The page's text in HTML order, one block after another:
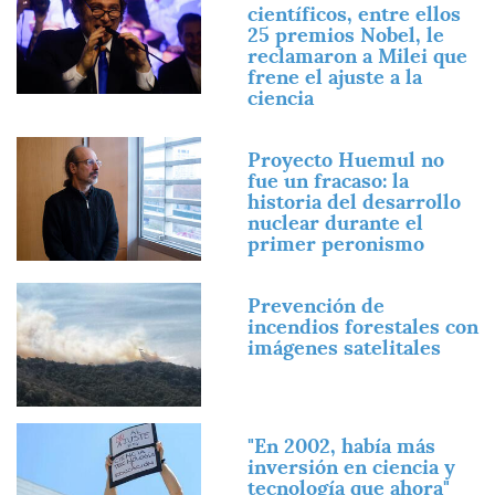
científicos, entre ellos
25 premios Nobel, le
reclamaron a Milei que
frene el ajuste a la
ciencia
Imagen
Proyecto Huemul no
fue un fracaso: la
historia del desarrollo
nuclear durante el
primer peronismo
Imagen
Prevención de
incendios forestales con
imágenes satelitales
"En 2002, había más
inversión en ciencia y
tecnología que ahora"